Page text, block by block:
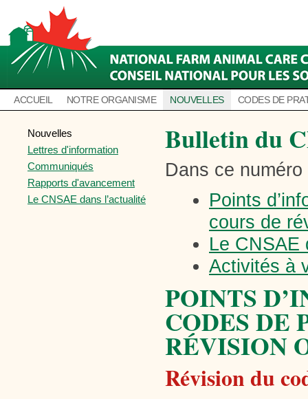
ACCUEIL NOTRE ORGANISME NOUVELLES CODES DE
Nouvelles
Lettres d'information
Communiqués
Rapports d'avancement
Le CNSAE dans l’actualité
Bulletin du
Dans ce
Points
cours de
Le CNSAE
Activités à
POINTS
CODES DE
RÉVISION
Révision du